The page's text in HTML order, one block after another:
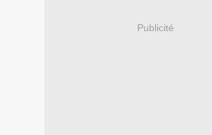
Publicité